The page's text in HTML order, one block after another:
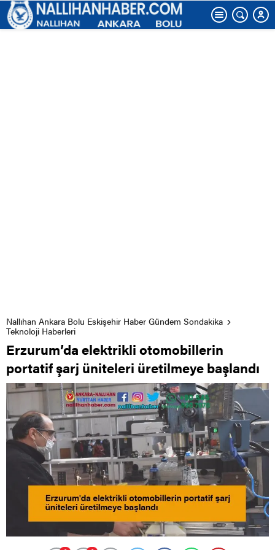
Nallıhan Ankara Bolu Eskişehir Haber Gündem Sondakika
Teknoloji Haberleri
Erzurum’da elektrikli otomobillerin
portatif şarj üniteleri üretilmeye başlandı